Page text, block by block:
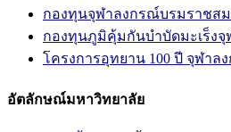
กองทุนจุฬาลงกรณ์บรมราชส
กองทุนภูมิคุ้มกันบำบัดมะเร็งจุ
โครงการอุทยาน 100 ปี จุฬาล
อัตลักษณ์มหาวิทยาลัย